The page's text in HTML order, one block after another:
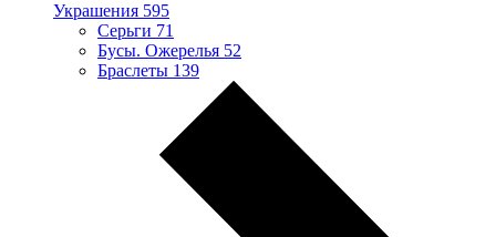
Украшения 595
Серьги 71
Бусы. Ожерелья 52
Браслеты 139